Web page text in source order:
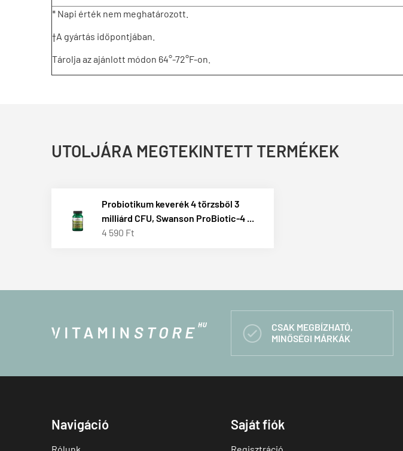
* Napi érték nem meghatározott.
†A gyártás időpontjában.
Tárolja az ajánlott módon 64°-72°F-on.
UTOLJÁRA MEGTEKINTETT TERMÉKEK
Probiotikum keverék 4 törzsből 3
milliárd CFU, Swanson ProBiotic-4 ...
4 590 Ft

CSAK MEGBÍZHATÓ,
MINŐSÉGI MÁRKÁK
Navigáció Saját fiók